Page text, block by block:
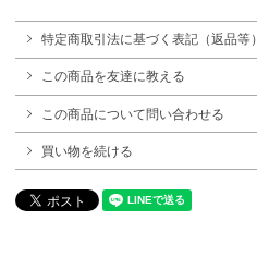
特定商取引法に基づく表記（返品等）
この商品を友達に教える
この商品について問い合わせる
買い物を続ける